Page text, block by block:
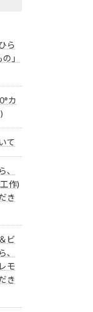
ら
」
カ
て
、
作)
き
ビ
、
モ
き